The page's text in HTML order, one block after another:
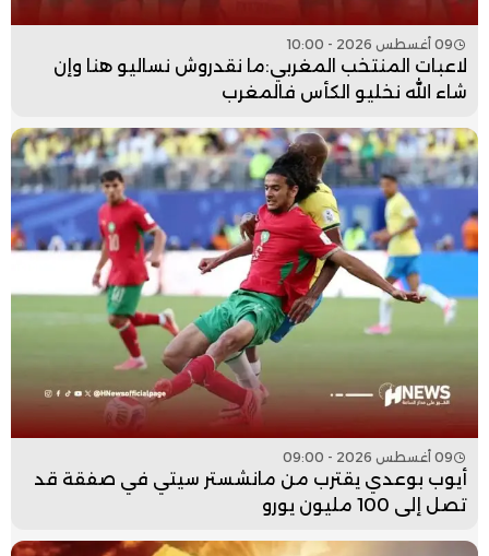
09 أغسطس 2026 - 10:00
لاعبات المنتخب المغربي:ما نقدروش نساليو هنا وإن
شاء الله نخليو الكأس فالمغرب
09 أغسطس 2026 - 09:00
أيوب بوعدي يقترب من مانشستر سيتي في صفقة قد
تصل إلى 100 مليون يورو